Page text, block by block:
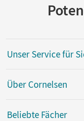
Unser Service für
Über Cornelsen
Beliebte Fächer